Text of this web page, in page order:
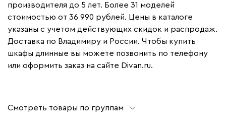
производителя до 5 лет. Более 31 моделей
стоимостью от 36 990 рублей. Цены в каталоге
указаны с учетом действующих скидок и распродаж.
Доставка по Владимиру и России. Чтобы купить
шкафы длинные вы можете позвонить по телефону
или оформить заказ на сайте Divan.ru.
Смотреть товары по группам